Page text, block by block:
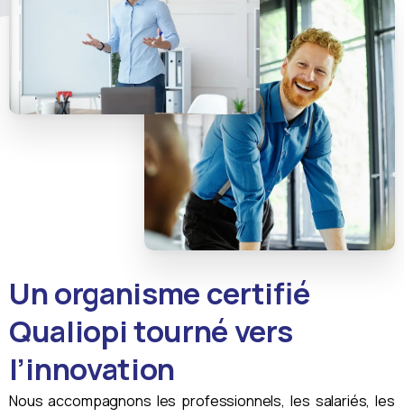
Un organisme certifié
Qualiopi tourné vers
l’innovation
Nous accompagnons les professionnels, les salariés, les